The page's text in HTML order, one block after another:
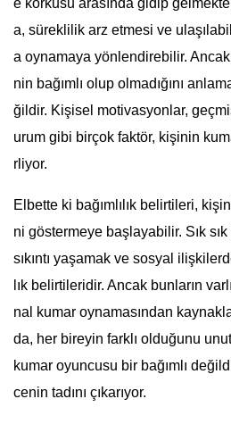
e korkusu arasında gidip
a, süreklilik arz etmesi ve
a oynamaya yönlendirebilir.
nin bağımlı olup olmadığını
ğildir. Kişisel motivasyonlar,
urum gibi birçok faktör, kişinin
rliyor.
Elbette ki bağımlılık belirtileri,
ni göstermeye başlayabilir. Sık
sıkıntı yaşamak ve sosyal
lık belirtileridir. Ancak bunların
nal kumar oynamasından
da, her bireyin farklı olduğunu
kumar oyuncusu bir bağımlı
cenin tadını çıkarıyor.